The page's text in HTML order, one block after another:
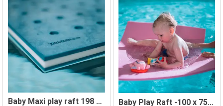
Baby Maxi play raft 198 x 98 x 3cm Baby Play Raft -100 x 75 x 1,5 cm - Rosa